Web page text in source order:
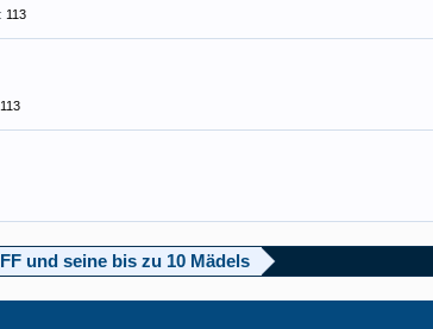
113
113
und seine bis zu 10 Mädels